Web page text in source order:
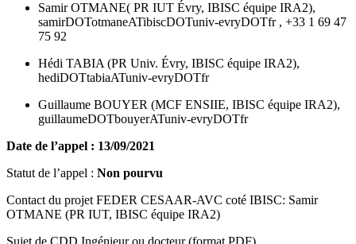
Samir OTMANE( PR IUT Évry, IBISC équipe IRA2),
samirDOTotmaneATibiscDOTuniv-evryDOTfr , +33 1 69 47
75 92
Hédi TABIA (PR Univ. Évry, IBISC équipe IRA2),
hediDOTtabiaATuniv-evryDOTfr
Guillaume BOUYER (MCF ENSIIE, IBISC équipe IRA2),
guillaumeDOTbouyerATuniv-evryDOTfr
Date de l’appel : 13/09/2021
Statut de l’appel : Non pourvu
Contact du projet FEDER CESAAR-AVC coté IBISC: Samir
OTMANE (PR IUT, IBISC équipe IRA2)
Sujet de CDD Ingénieur ou docteur (format PDF)